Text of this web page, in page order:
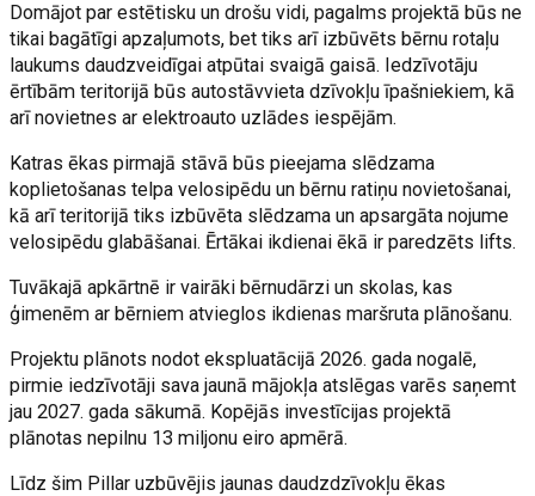
Domājot par estētisku un drošu vidi, pagalms projektā būs ne
tikai bagātīgi apzaļumots, bet tiks arī izbūvēts bērnu rotaļu
laukums daudzveidīgai atpūtai svaigā gaisā. Iedzīvotāju
ērtībām teritorijā būs autostāvvieta dzīvokļu īpašniekiem, kā
arī novietnes ar elektroauto uzlādes iespējām.
Katras ēkas pirmajā stāvā būs pieejama slēdzama
koplietošanas telpa velosipēdu un bērnu ratiņu novietošanai,
kā arī teritorijā tiks izbūvēta slēdzama un apsargāta nojume
velosipēdu glabāšanai. Ērtākai ikdienai ēkā ir paredzēts lifts.
Tuvākajā apkārtnē ir vairāki bērnudārzi un skolas, kas
ģimenēm ar bērniem atvieglos ikdienas maršruta plānošanu.
Projektu plānots nodot ekspluatācijā 2026. gada nogalē,
pirmie iedzīvotāji sava jaunā mājokļa atslēgas varēs saņemt
jau 2027. gada sākumā. Kopējās investīcijas projektā
plānotas nepilnu 13 miljonu eiro apmērā.
Līdz šim Pillar uzbūvējis jaunas daudzdzīvokļu ēkas